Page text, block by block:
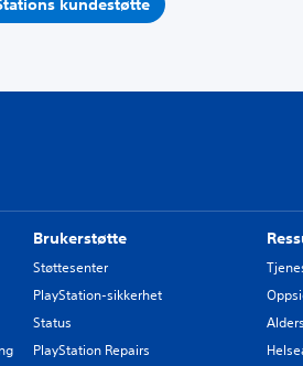
kundestøtte
Brukerstøtte
Støttesenter
PlayStation-sikkerhet
Status
PlayStation Repairs